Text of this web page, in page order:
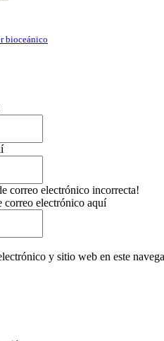
bioceánico
correo electrónico incorrecta!
correo electrónico aquí
y sitio web en este